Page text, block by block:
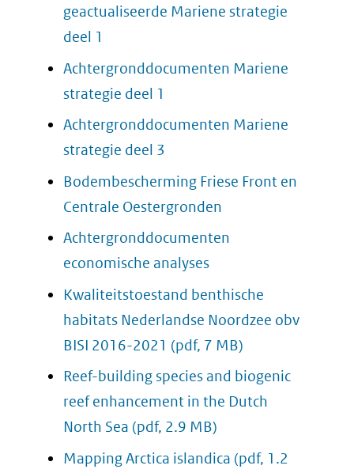
geactualiseerde Mariene strategie
deel 1
Achtergronddocumenten Mariene
strategie deel 1
Achtergronddocumenten Mariene
strategie deel 3
Bodembescherming Friese Front en
Centrale Oestergronden
Achtergronddocumenten
economische analyses
Kwaliteitstoestand benthische
habitats Nederlandse Noordzee obv
BISI 2016-2021 (pdf, 7 MB)
Reef-building species and biogenic
reef enhancement in the Dutch
North Sea (pdf, 2.9 MB)
Mapping Arctica islandica (pdf, 1.2